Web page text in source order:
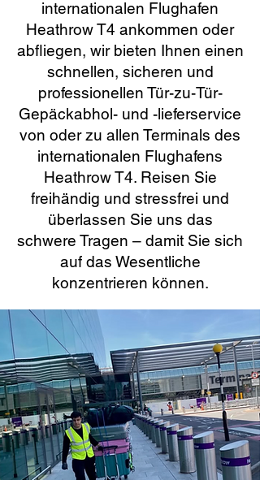
internationalen Flughafen
Heathrow T4 ankommen oder
abfliegen, wir bieten Ihnen einen
schnellen, sicheren und
professionellen Tür-zu-Tür-
Gepäckabhol- und -lieferservice
von oder zu allen Terminals des
internationalen Flughafens
Heathrow T4. Reisen Sie
freihändig und stressfrei und
überlassen Sie uns das
schwere Tragen – damit Sie sich
auf das Wesentliche
konzentrieren können.